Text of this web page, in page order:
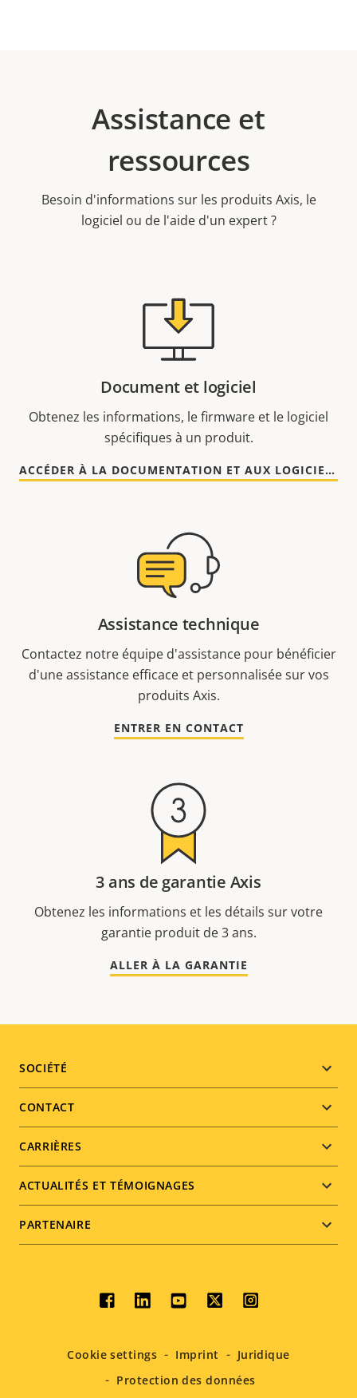
Assistance et
ressources
Besoin d'informations sur les produits Axis, le
logiciel ou de l'aide d'un expert ?
Document et logiciel
Obtenez les informations, le firmware et le logiciel
spécifiques à un produit.
ACCÉDER À LA DOCUMENTATION ET AUX LOGICIELS
Assistance technique
Contactez notre équipe d'assistance pour bénéficier
d'une assistance efficace et personnalisée sur vos
produits Axis.
ENTRER EN CONTACT
3 ans de garantie Axis
Obtenez les informations et les détails sur votre
garantie produit de 3 ans.
ALLER À LA GARANTIE
Footer
menu
SOCIÉTÉ
CONTACT
CARRIÈRES
ACTUALITÉS ET TÉMOIGNAGES
PARTENAIRE
Social
menu
Cookie settings Imprint
Juridique
Protection des données